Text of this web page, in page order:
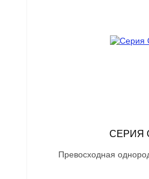
СЕРИЯ
Превосходная